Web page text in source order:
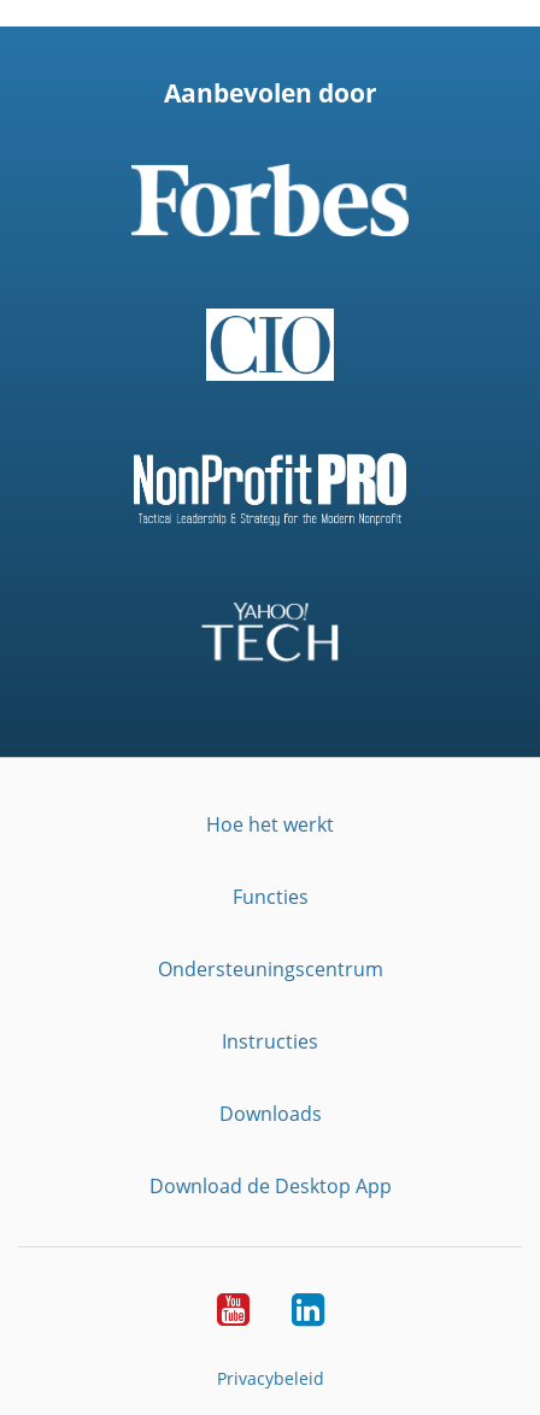
Aanbevolen door
Hoe het werkt
Functies
Ondersteuningscentrum
Instructies
Downloads
Download de Desktop App
YouTubeLinkedIn
Privacybeleid